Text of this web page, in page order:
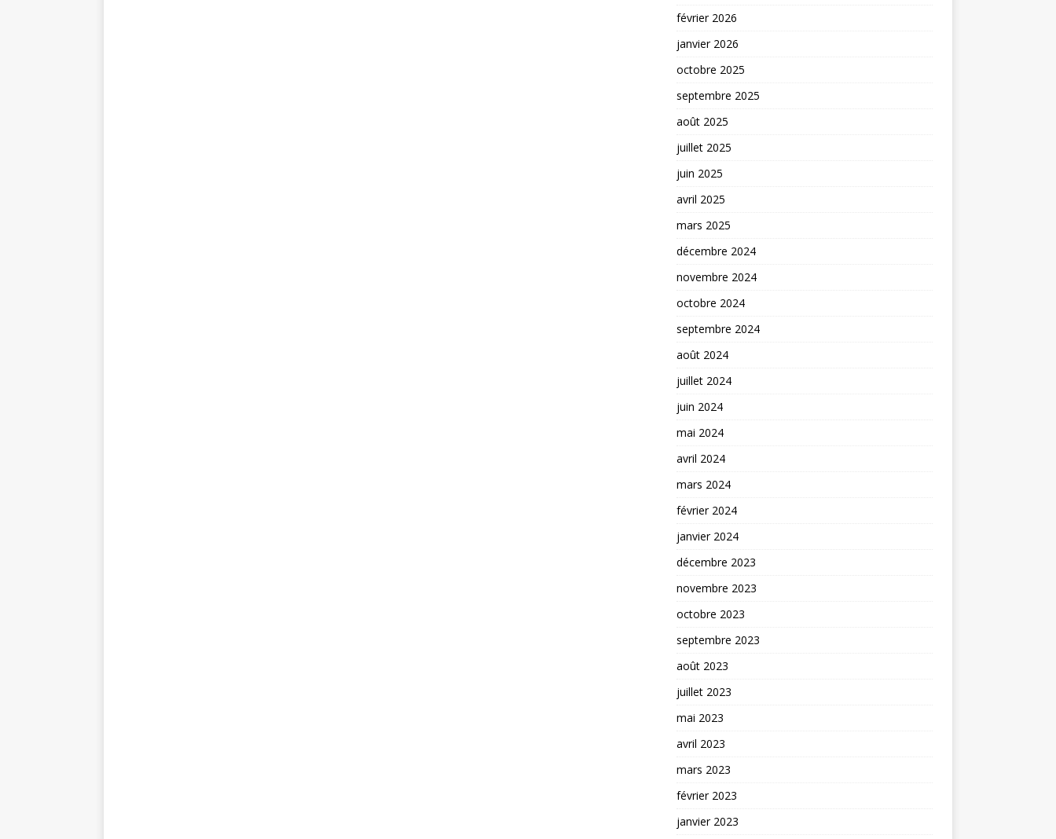
février 2026
janvier 2026
octobre 2025
septembre 2025
août 2025
juillet 2025
juin 2025
avril 2025
mars 2025
décembre 2024
novembre 2024
octobre 2024
septembre 2024
août 2024
juillet 2024
juin 2024
mai 2024
avril 2024
mars 2024
février 2024
janvier 2024
décembre 2023
novembre 2023
octobre 2023
septembre 2023
août 2023
juillet 2023
mai 2023
avril 2023
mars 2023
février 2023
janvier 2023